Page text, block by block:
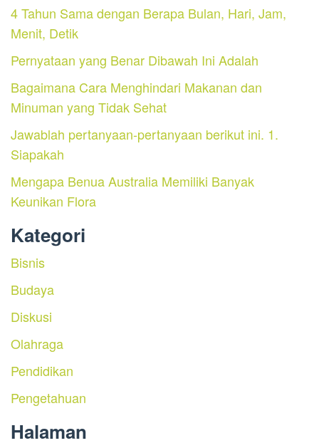
4 Tahun Sama dengan Berapa Bulan, Hari, Jam,
Menit, Detik
Pernyataan yang Benar Dibawah Ini Adalah
Bagaimana Cara Menghindari Makanan dan
Minuman yang Tidak Sehat
Jawablah pertanyaan-pertanyaan berikut ini. 1.
Siapakah
Mengapa Benua Australia Memiliki Banyak
Keunikan Flora
Kategori
Bisnis
Budaya
Diskusi
Olahraga
Pendidikan
Pengetahuan
Halaman